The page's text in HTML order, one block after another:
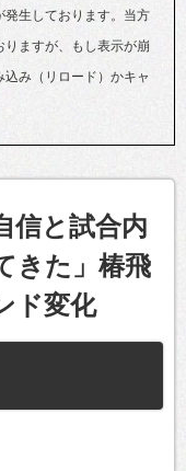
生しております。当方
ますが、もし表示が崩
み（リロード）かキャ
信と試合内
きた」椿飛
ド変化